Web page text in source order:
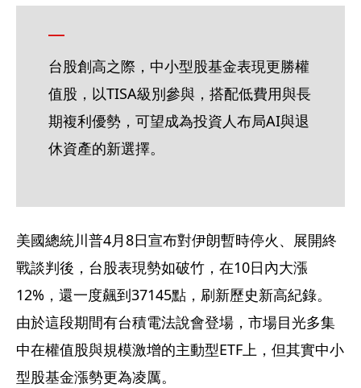
台股創高之際，中小型股基金表現更勝權
值股，以TISA級別參與，搭配低費用與長
期複利優勢，可望成為投資人布局AI與退
休資產的新選擇。
美國總統川普4月8日宣布對伊朗暫時停火、展開終
戰談判後，台股表現勢如破竹，在10日內大漲
12%，還一度飆到37145點，刷新歷史新高紀錄。
由於這段期間有台積電法說會登場，市場目光多集
中在權值股與規模激增的主動型ETF上，但其實中小
型股基金漲勢更為凌厲。